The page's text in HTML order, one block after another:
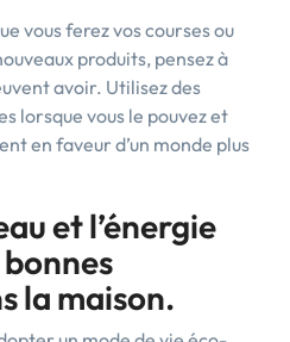
vous ferez vos courses ou
produits, pensez à
avoir. Utilisez des
lorsque vous le pouvez et
en faveur d’un monde plus
et l’énergie
la maison.